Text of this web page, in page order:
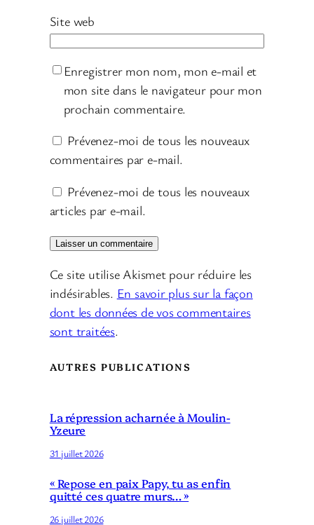
Site web
Enregistrer mon nom, mon e-mail et
mon site dans le navigateur pour mon
prochain commentaire.
Prévenez-moi de tous les nouveaux
commentaires par e-mail.
Prévenez-moi de tous les nouveaux
articles par e-mail.
Ce site utilise Akismet pour réduire les
indésirables. En savoir plus sur la façon
dont les données de vos commentaires
sont traitées.
AUTRES PUBLICATIONS
La répression acharnée à Moulin-
Yzeure
31 juillet 2026
« Repose en paix Papy, tu as enfin
quitté ces quatre murs… »
26 juillet 2026